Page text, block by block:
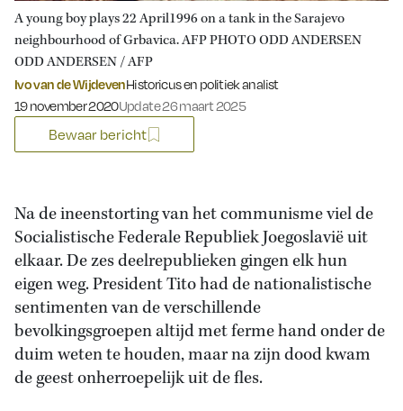
A young boy plays 22 April1996 on a tank in the Sarajevo
neighbourhood of Grbavica. AFP PHOTO ODD ANDERSEN
ODD ANDERSEN / AFP
Ivo van de WijdevenHistoricus en politiek analist
Gepubliceerd op:
19 november 2020Update 26 maart 2025
Bewaar bericht
Na de ineenstorting van het communisme viel de
Socialistische Federale Republiek Joegoslavië uit
elkaar. De zes deelrepublieken gingen elk hun
eigen weg. President Tito had de nationalistische
sentimenten van de verschillende
bevolkingsgroepen altijd met ferme hand onder de
duim weten te houden, maar na zijn dood kwam
de geest onherroepelijk uit de fles.